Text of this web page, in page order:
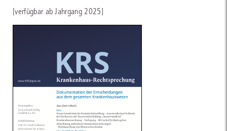
[verfügbar ab Jahrgang 2025]